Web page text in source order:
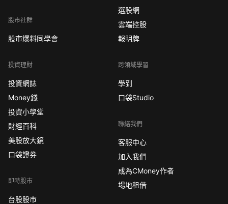
股市社群
股市爆料同學會
投資理財
投資網誌
Money錢
投資小學堂
財經百科
美股放大鏡
口袋證券
即時股市
台股股市
選股網
雲端控股
報明牌
跨領域學習
學到
口袋Studio
聯絡我們
客服中心
加入我們
成為CMoney作者
場地租借